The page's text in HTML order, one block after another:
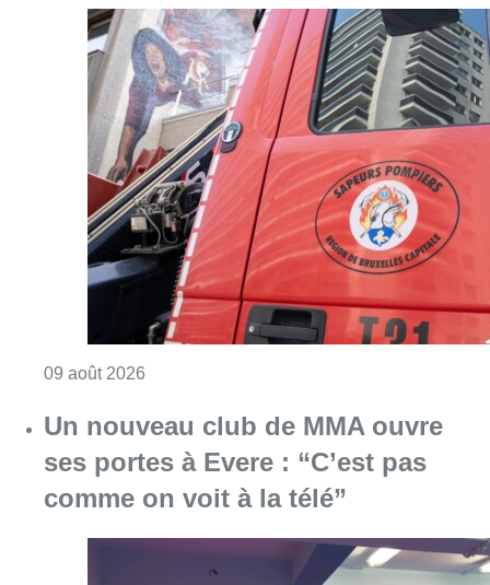
09 août 2026Consulter l'article "Deux personnes
Un nouveau club de MMA ouvre
ses portes à Evere : “C’est pas
comme on voit à la télé”